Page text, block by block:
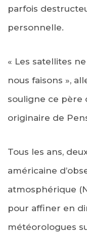
parfois
personnelle.
« Les satellites
nous faisons »,
souligne ce père
originaire de
Tous les ans,
américaine
atmosphérique
pour affiner en
météorologues